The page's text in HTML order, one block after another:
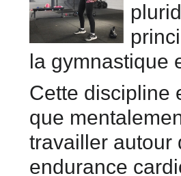
la gymnastique
Cette discipline
que
travailler autour
endurance